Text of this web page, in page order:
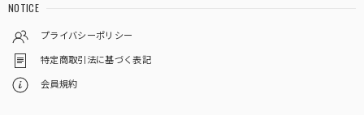
NOTICE
プライバシーポリシー
特定商取引法に基づく表記
会員規約